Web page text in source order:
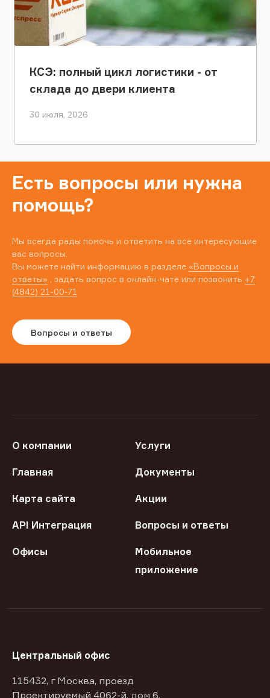
КСЭ: полный цикл логистики - от
склада до двери клиента
30 июля, 2026
Есть вопросы или нужна
помощь?
Мы всегда рады помочь и ответить на все интересующие
вас вопросы.
Вы можете найти информацию в разделе «Вопросы и
ответы» , задать вопрос в онлайн-чате или позвонить +7
(4842) 21-00-71
Вопросы и ответы
О компании Услуги
Главная Документы
Карта сайта Акции
API Интеграция Вопросы и ответы
Офисы
Мобильное
приложение
Центральный офис
115432, г Москва, проезд
Проектируемый 4062-й, дом 6,